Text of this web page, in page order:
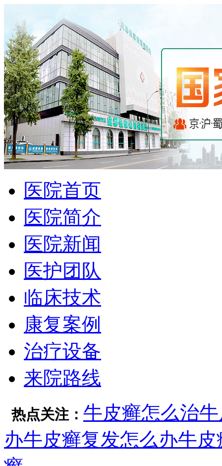
医院首页
医院简介
医院新闻
医护团队
临床技术
康复案例
治疗设备
来院路线
热点关注： 牛皮癣怎么治
办牛皮癣复发怎么办牛皮